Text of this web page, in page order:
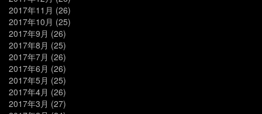
2017年11月 (26)
2017年10月 (25)
2017年9月 (26)
2017年8月 (25)
2017年7月 (26)
2017年6月 (26)
2017年5月 (25)
2017年4月 (26)
2017年3月 (27)